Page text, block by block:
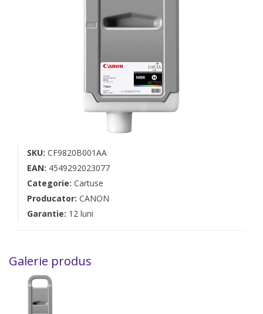
SKU: CF9820B001AA
EAN: 4549292023077
Categorie: Cartuse
Producator: CANON
Garantie: 12 luni
Galerie produs